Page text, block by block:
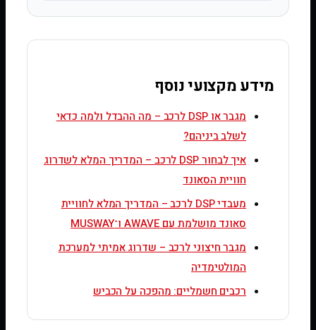
מידע מקצועי נוסף
מגבר או DSP לרכב – מה ההבדל ולמה כדאי
לשלב ביניהם?
איך לבחור DSP לרכב – המדריך המלא לשדרוג
חוויית הסאונד
מעבדי DSP לרכב – המדריך המלא לחוויית
סאונד מושלמת עם AWAVE ו־MUSWAY
מגבר חיצוני לרכב – שדרוג אמיתי למערכת
המולטימדיה
רכבים חשמליים: מהפכה על הכביש